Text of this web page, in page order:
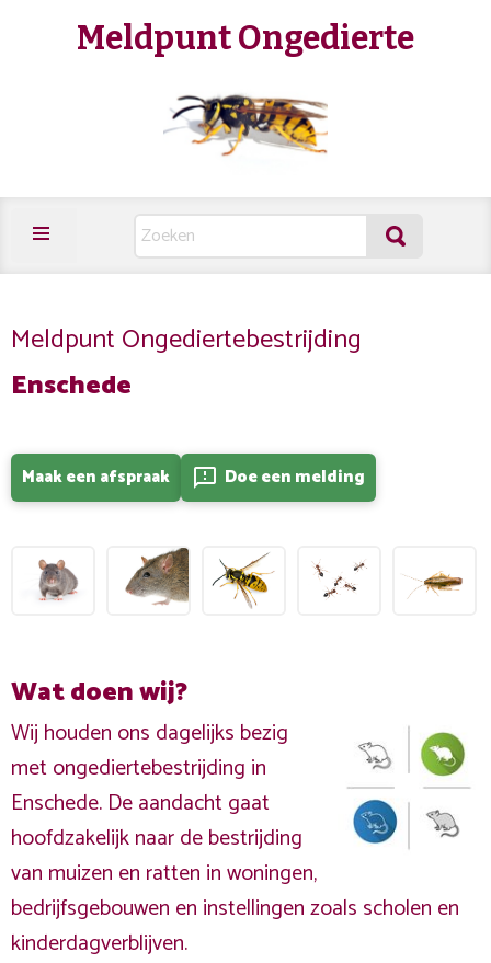
Meldpunt Ongedierte
Meldpunt Ongediertebestrijding
Enschede
Maak een afspraak feedback Doe een melding
Wat doen wij?
Wij houden ons dagelijks bezig
met ongediertebestrijding in
Enschede. De aandacht gaat
hoofdzakelijk naar de bestrijding
van muizen en ratten in woningen,
bedrijfsgebouwen en instellingen zoals scholen en
kinderdagverblijven.